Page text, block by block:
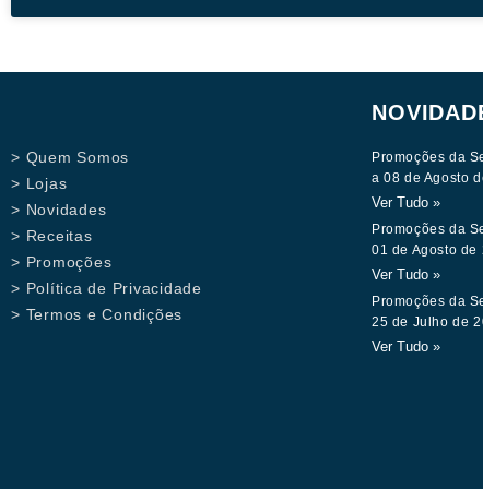
> Quem Somos
> Lojas
> Novidades
> Receitas
> Promoções
> Política de Privacidade
> Termos e Condições
Promoções da
a 08 de Agosto
Ver Tudo »
Promoções da
01 de Agosto de
Ver Tudo »
Promoções da
25 de Julho de
Ver Tudo »